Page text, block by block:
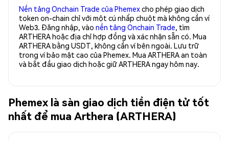
Nền tảng Onchain Trade của Phemexcho phép giao dịch
token on-chain chỉ với một cú nhấp chuột mà không cần ví
Web3. Đăng nhập, vào nền tảng Onchain Trade, tìm
ARTHERA hoặc địa chỉ hợp đồng và xác nhận sẵn có. Mua
ARTHERA bằng USDT, không cần ví bên ngoài. Lưu trữ
trong ví bảo mật cao của Phemex. Mua ARTHERA an toàn
và bắt đầu giao dịch hoặc giữ ARTHERA ngay hôm nay.
Phemex là sàn giao dịch tiền điện tử tốt
nhất để mua Arthera (ARTHERA)